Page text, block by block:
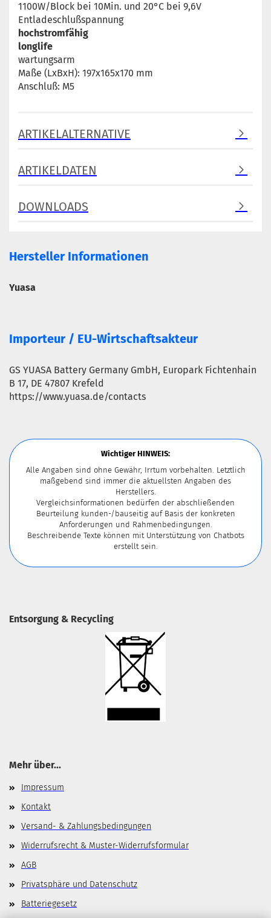
1100W/Block bei 10Min. und 20°C bei 9,6V
Entladeschlußspannung
hochstromfähig
longlife
wartungsarm
Maße (LxBxH): 197x165x170 mm
Anschluß: M5
ARTIKELALTERNATIVE
ARTIKELDATEN
DOWNLOADS
Hersteller Informationen
Yuasa
Importeur / EU-Wirtschaftsakteur
GS YUASA Battery Germany GmbH, Europark Fichtenhain
B 17, DE 47807 Krefeld
https://www.yuasa.de/contacts
Wichtiger HINWEIS:
Alle Angaben sind ohne Gewähr, Irrtum vorbehalten. Letztlich
maßgebend sind immer die aktuellsten Angaben des
Herstellers.
Vergleichsinformationen bedürfen der abschließenden
Beurteilung kunden-/bauseitig auf Basis der konkreten
Anforderungen und Rahmenbedingungen.
Beschreibende Texte können mit Unterstützung von Chatbots
erstellt sein.
Entsorgung & Recycling
Mehr über...
Impressum
Kontakt
Versand- & Zahlungsbedingungen
Widerrufsrecht & Muster-Widerrufsformular
AGB
Privatsphäre und Datenschutz
Batteriegesetz